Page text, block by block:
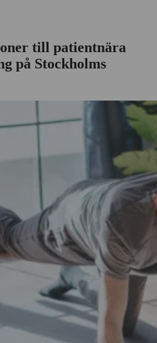
till patientnära
på Stockholms